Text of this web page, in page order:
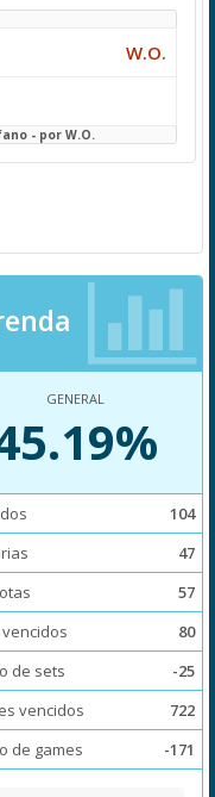
W.O.
- por W.O.
GENERAL
104
47
57
vencidos
80
de sets
-25
vencidos
722
de games
-171